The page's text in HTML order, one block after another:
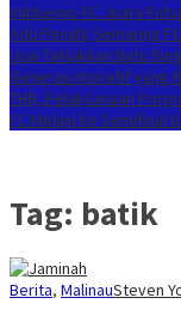
Imbluewo FC Juara
Adu Penalti Semaring
Usai Taklukkan Batu
Generasi Inovatif yang
THB, Pelaksanaan
FC Melaju ke Semifinal
Tag: batik
Berita, MalinauSteven